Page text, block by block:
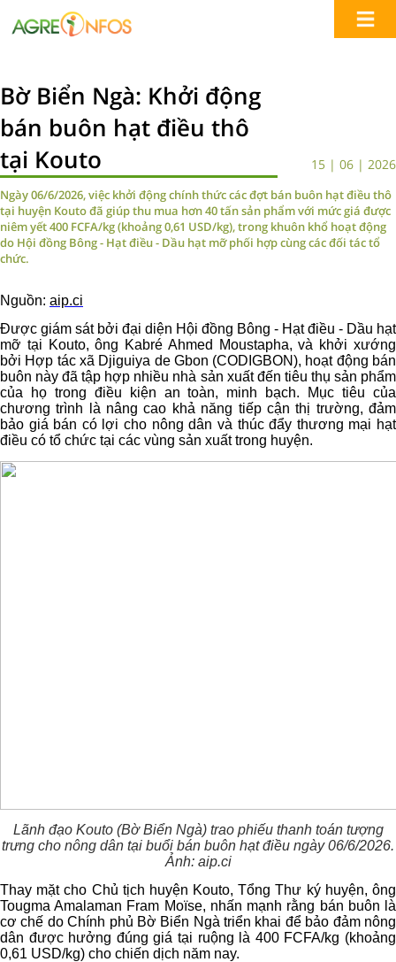
Bờ Biển Ngà: Khởi động
bán buôn hạt điều thô
tại Kouto
15 | 06 | 2026
Ngày 06/6/2026, việc khởi động chính thức các đợt bán buôn hạt điều thô
tại huyện Kouto đã giúp thu mua hơn 40 tấn sản phẩm với mức giá được
niêm yết 400 FCFA/kg (khoảng 0,61 USD/kg), trong khuôn khổ hoạt động
do Hội đồng Bông - Hạt điều - Dầu hạt mỡ phối hợp cùng các đối tác tổ
chức.
Nguồn: aip.ci
Được giám sát bởi đại diện Hội đồng Bông - Hạt điều - Dầu hạt
mỡ tại Kouto, ông Kabré Ahmed Moustapha, và khởi xướng
bởi Hợp tác xã Djiguiya de Gbon (CODIGBON), hoạt động bán
buôn này đã tập hợp nhiều nhà sản xuất đến tiêu thụ sản phẩm
của họ trong điều kiện an toàn, minh bạch. Mục tiêu của
chương trình là nâng cao khả năng tiếp cận thị trường, đảm
bảo giá bán có lợi cho nông dân và thúc đẩy thương mại hạt
điều có tổ chức tại các vùng sản xuất trong huyện.
Lãnh đạo Kouto (Bờ Biển Ngà) trao phiếu thanh toán tượng
trưng cho nông dân tại buổi bán buôn hạt điều ngày 06/6/2026.
Ảnh: aip.ci
Thay mặt cho Chủ tịch huyện Kouto, Tổng Thư ký huyện, ông
Tougma Amalaman Fram Moïse, nhấn mạnh rằng bán buôn là
cơ chế do Chính phủ Bờ Biển Ngà triển khai để bảo đảm nông
dân được hưởng đúng giá tại ruộng là 400 FCFA/kg (khoảng
0,61 USD/kg) cho chiến dịch năm nay.